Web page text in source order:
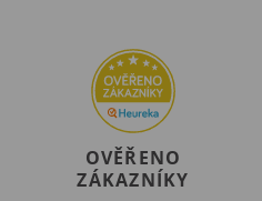
OVĚŘENO
ZÁKAZNÍKY